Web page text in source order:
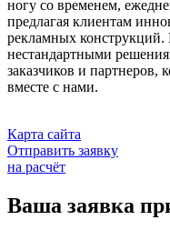
ногу со временем,
предлагая клиентам
рекламных конструкций.
нестандартными
заказчиков и
вместе с нами.
Карта сайта
Отправить заявку
на расчёт
Ваша заявка